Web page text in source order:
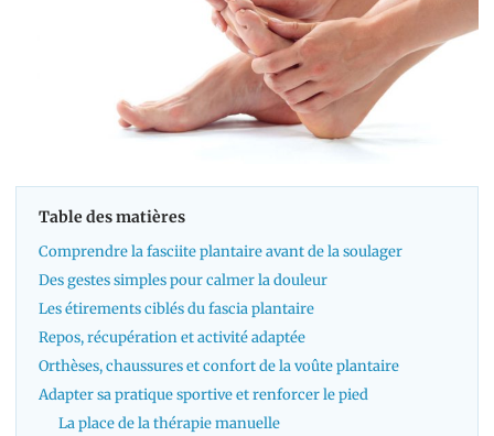
Table des matières
Comprendre la fasciite plantaire avant de la soulager
Des gestes simples pour calmer la douleur
Les étirements ciblés du fascia plantaire
Repos, récupération et activité adaptée
Orthèses, chaussures et confort de la voûte plantaire
Adapter sa pratique sportive et renforcer le pied
La place de la thérapie manuelle